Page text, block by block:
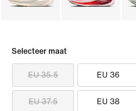
Selecteer maat
EU 35.5 EU 36
EU 37.5 EU 38